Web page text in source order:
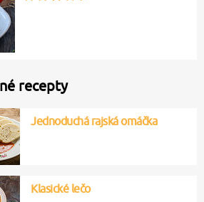
recepty
Klasické lečo
Jednoduchá rajská omáčka